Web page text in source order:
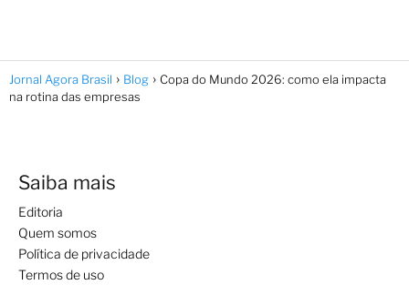
Jornal Agora Brasil Blog
Copa do Mundo 2026: como ela impacta
na rotina das empresas
Saiba mais
Editoria
Quem somos
Política de privacidade
Termos de uso